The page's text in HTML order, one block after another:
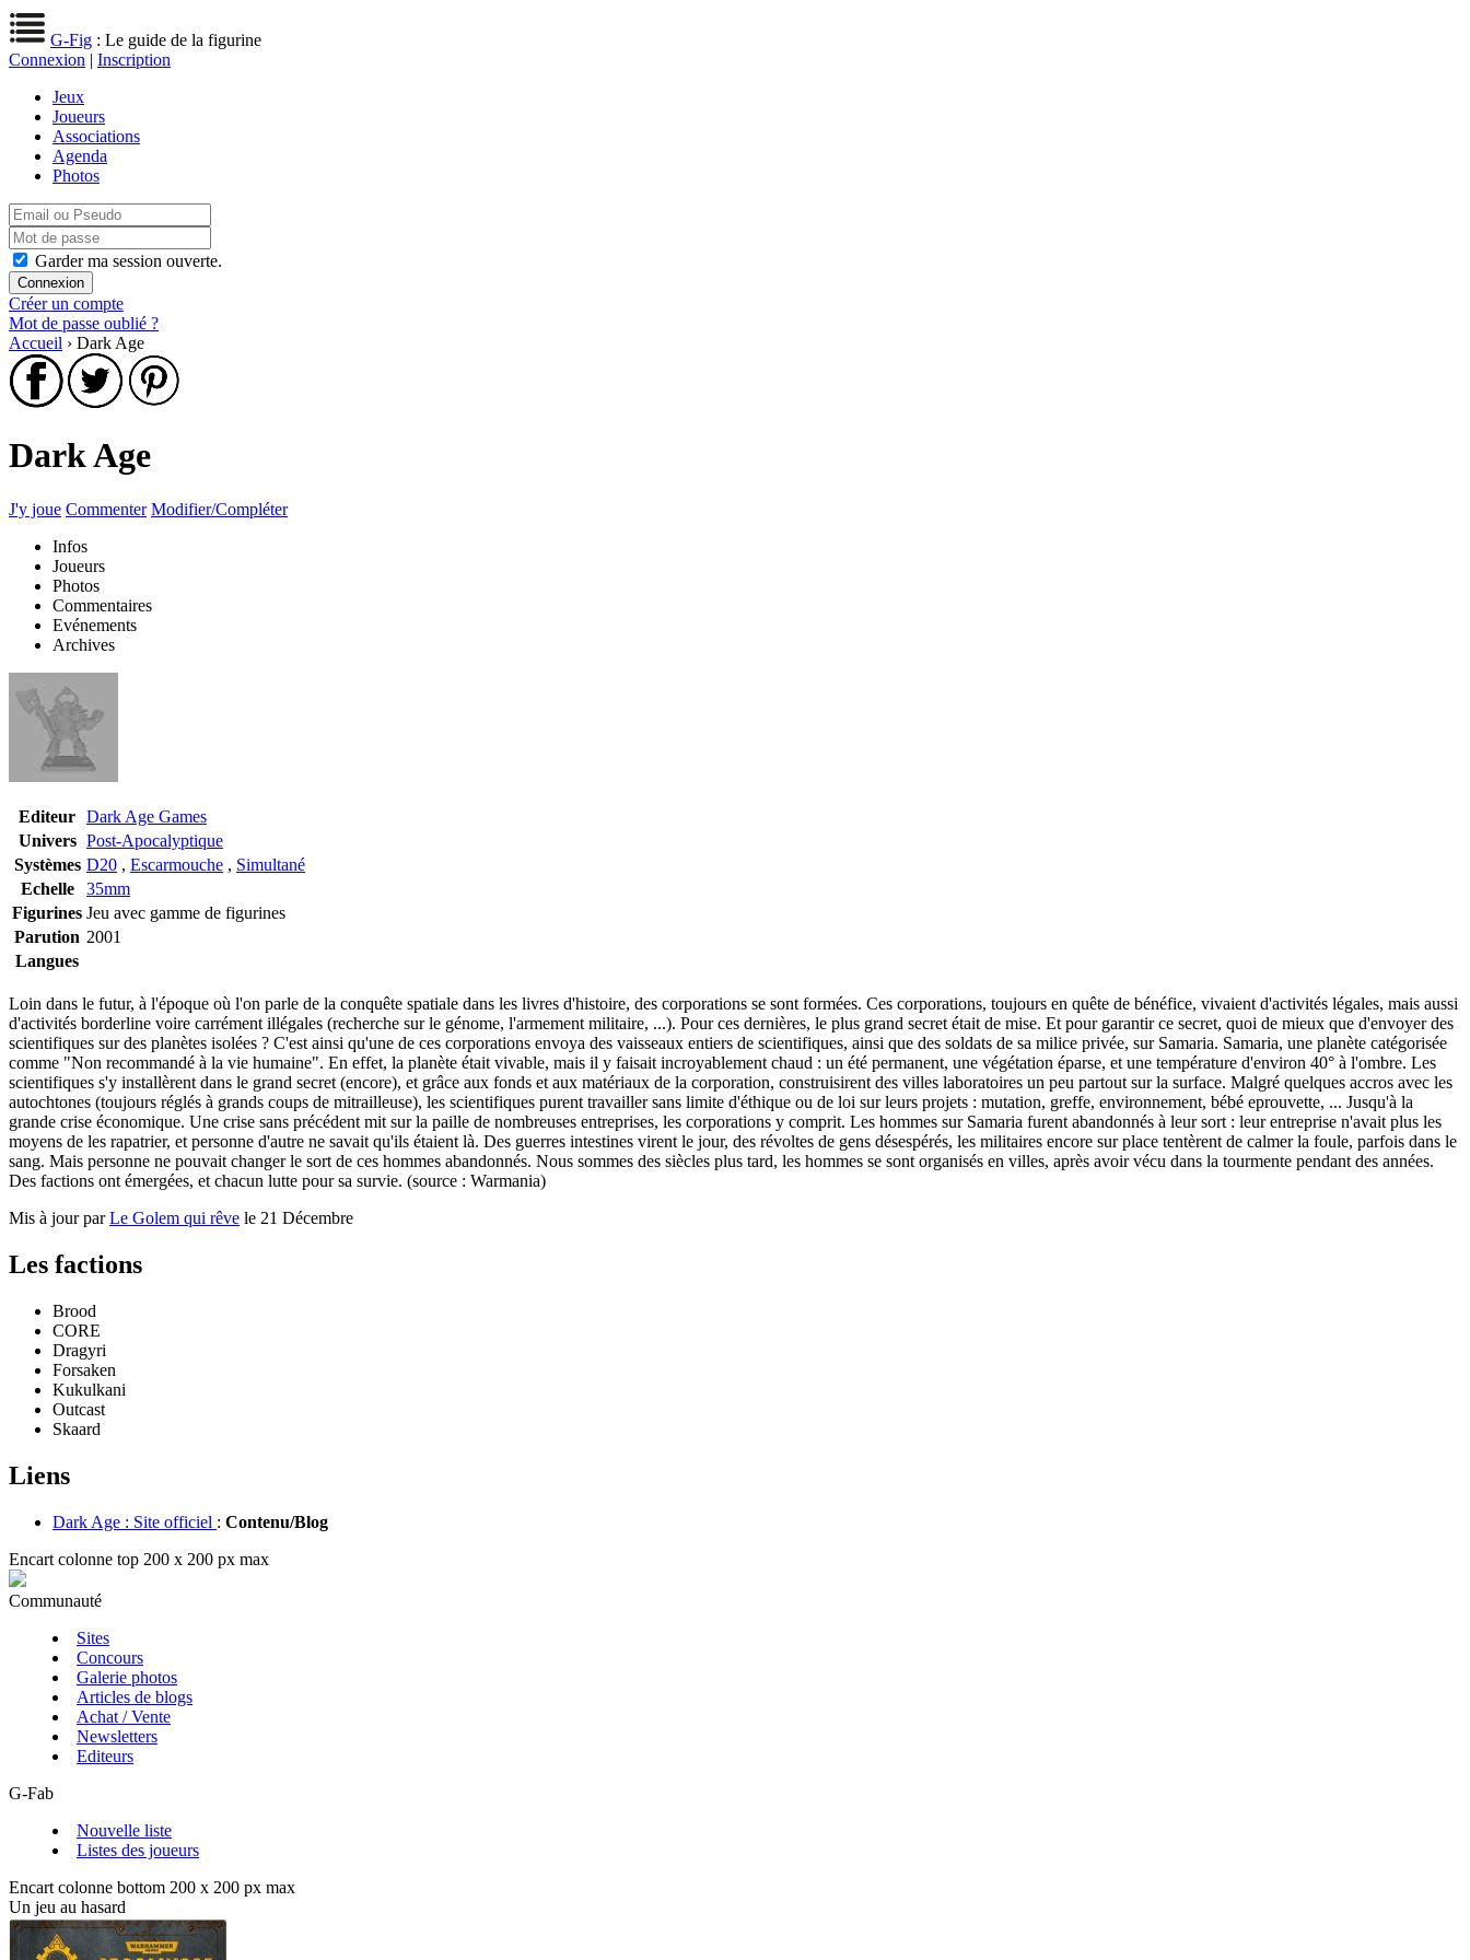
G-Fig : Le guide de la figurine
Connexion | Inscription
Jeux
Joueurs
Associations
Agenda
Photos
Garder ma session ouverte.
Créer un compte
Mot de passe oublié ?
Accueil › Dark Age
Dark Age
J'y joue Commenter Modifier/Compléter
Infos
Joueurs
Photos
Commentaires
Evénements
Archives
Editeur Dark Age Games
Univers Post-Apocalyptique
Systèmes D20 , Escarmouche , Simultané
Echelle
35mm
Figurines Jeu avec gamme de figurines
Parution 2001
Langues
Loin dans le futur, à l'époque où l'on parle de la conquête spatiale dans les livres d'histoire, des corporations se sont formées. Ces corporations, toujours en quête de bénéfice, vivaient d'activités légales, mais aussi
d'activités borderline voire carrément illégales (recherche sur le génome, l'armement militaire, ...). Pour ces dernières, le plus grand secret était de mise. Et pour garantir ce secret, quoi de mieux que d'envoyer des
scientifiques sur des planètes isolées ? C'est ainsi qu'une de ces corporations envoya des vaisseaux entiers de scientifiques, ainsi que des soldats de sa milice privée, sur Samaria. Samaria, une planète catégorisée
comme "Non recommandé à la vie humaine". En effet, la planète était vivable, mais il y faisait incroyablement chaud : un été permanent, une végétation éparse, et une température d'environ 40° à l'ombre. Les
scientifiques s'y installèrent dans le grand secret (encore), et grâce aux fonds et aux matériaux de la corporation, construisirent des villes laboratoires un peu partout sur la surface. Malgré quelques accros avec les
autochtones (toujours réglés à grands coups de mitrailleuse), les scientifiques purent travailler sans limite d'éthique ou de loi sur leurs projets : mutation, greffe, environnement, bébé eprouvette, ... Jusqu'à la
grande crise économique. Une crise sans précédent mit sur la paille de nombreuses entreprises, les corporations y comprit. Les hommes sur Samaria furent abandonnés à leur sort : leur entreprise n'avait plus les
moyens de les rapatrier, et personne d'autre ne savait qu'ils étaient là. Des guerres intestines virent le jour, des révoltes de gens désespérés, les militaires encore sur place tentèrent de calmer la foule, parfois dans le
sang. Mais personne ne pouvait changer le sort de ces hommes abandonnés. Nous sommes des siècles plus tard, les hommes se sont organisés en villes, après avoir vécu dans la tourmente pendant des années.
Des factions ont émergées, et chacun lutte pour sa survie. (source : Warmania)
Mis à jour parLe Golem qui rêve le 21 Décembre
Les factions
Brood
CORE
Dragyri
Forsaken
Kukulkani
Outcast
Skaard
Liens
Dark Age : Site officiel : Contenu/Blog
Encart colonne top 200 x 200 px max
Communauté
Sites
Concours
Galerie photos
Articles de blogs
Achat / Vente
Newsletters
Editeurs
G-Fab
Nouvelle liste
Listes des joueurs
Encart colonne bottom 200 x 200 px max
Un jeu au hasard